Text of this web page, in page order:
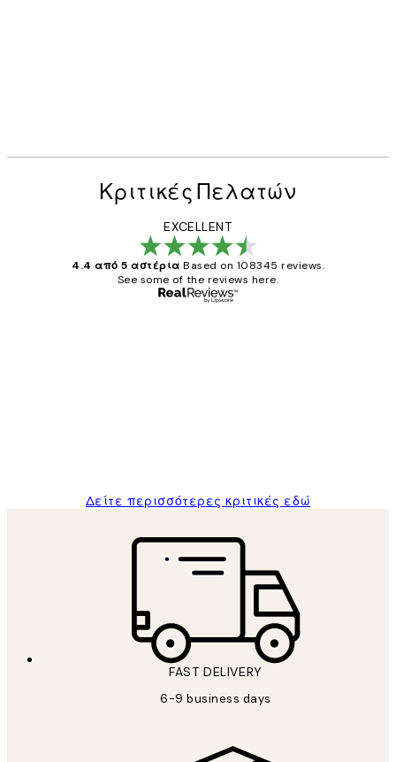
Κριτικές Πελατών
EXCELLENT
4.4 από 5 αστέρια Based on 108345 reviews.
See some of the reviews here.
Δείτε περισσότερες κριτικές εδώ
FAST DELIVERY
6-9 business days